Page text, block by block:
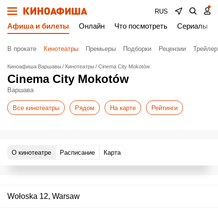
RUS
Афиша и билеты Онлайн Что посмотреть Сериалы
В прокате Кинотеатры Премьеры Подборки Рецензии
Киноафиша Варшавы Кинотеатры Cinema City Mokotów
Cinema City Mokotów
Варшава
Все кинотеатры Рядом На карте Рейтинги
О кинотеатре Расписание Карта
Wołoska 12, Warsaw